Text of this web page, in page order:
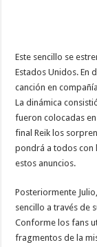
Este sencillo se
Estados Unidos. En
canción en
La dinámica
fueron colocadas
final Reik los
pondrá a todos con
estos anuncios.
Posteriormente
sencillo a través de
Conforme los fans
fragmentos de la